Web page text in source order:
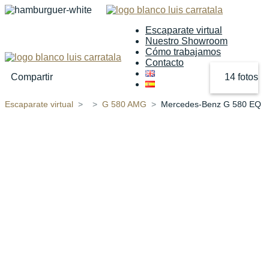
Escaparate virtual
Nuestro Showroom
Cómo trabajamos
Contacto
‹
14 fotos
Compartir
Escaparate virtual G 580 AMG Mercedes-Benz G 580 EQ